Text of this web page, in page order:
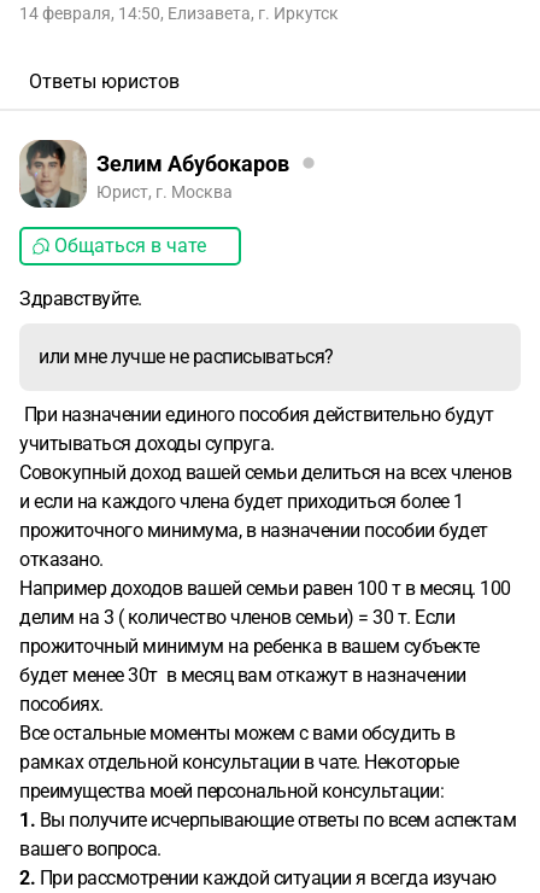
14 февраля, 14:50, Елизавета, г. Иркутск
Ответы юристов
Зелим Абубокаров
Юрист, г. Москва
Общаться в чате
Здравствуйте.
или мне лучше не расписываться?
При назначении единого пособия действительно будут
учитываться доходы супруга.
Совокупный доход вашей семьи делиться на всех членов
и если на каждого члена будет приходиться более 1
прожиточного минимума, в назначении пособии будет
отказано.
Например доходов вашей семьи равен 100 т в месяц. 100
делим на 3 ( количество членов семьи) = 30 т. Если
прожиточный минимум на ребенка в вашем субъекте
будет менее 30т в месяц вам откажут в назначении
пособиях.
Все остальные моменты можем с вами обсудить в
рамках отдельной консультации в чате. Некоторые
преимущества моей персональной консультации:
1. Вы получите исчерпывающие ответы по всем аспектам
вашего вопроса.
2. При рассмотрении каждой ситуации я всегда изучаю